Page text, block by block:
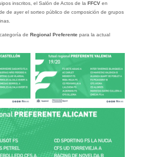
inscritos, el Salón de Actos de la FFCVen
de ayer el sorteo público de composición de grupos
de Regional Preferentepara la actual